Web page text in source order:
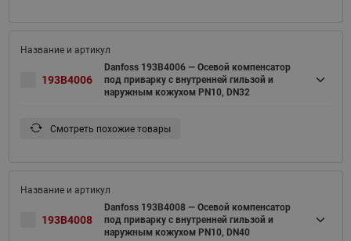
193B4006
Danfoss 193B4006 — Осевой компенсатор
под приварку с внутренней гильзой и
наружным кожухом PN10, DN32
Смотреть похожие товары
193B4008
Danfoss 193B4008 — Осевой компенсатор
под приварку с внутренней гильзой и
наружным кожухом PN10, DN40